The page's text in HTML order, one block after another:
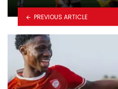
PREVIOUS ARTICLE